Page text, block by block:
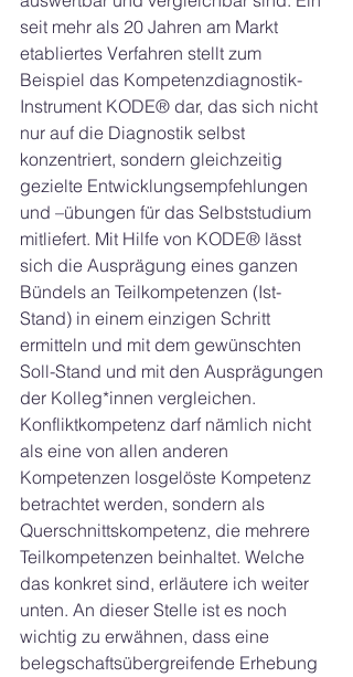
seit mehr als 20 Jahren am Markt
etabliertes Verfahren stellt zum
Beispiel das Kompetenzdiagnostik-
Instrument KODE® dar, das sich nicht
nur auf die Diagnostik selbst
konzentriert, sondern gleichzeitig
gezielte Entwicklungsempfehlungen
und –übungen für das Selbststudium
mitliefert. Mit Hilfe von KODE® lässt
sich die Ausprägung eines ganzen
Bündels an Teilkompetenzen (Ist-
Stand) in einem einzigen Schritt
ermitteln und mit dem gewünschten
Soll-Stand und mit den Ausprägungen
der Kolleg*innen vergleichen.
Konfliktkompetenz darf nämlich nicht
als eine von allen anderen
Kompetenzen losgelöste Kompetenz
betrachtet werden, sondern als
Querschnittskompetenz, die mehrere
Teilkompetenzen beinhaltet. Welche
das konkret sind, erläutere ich weiter
unten. An dieser Stelle ist es noch
wichtig zu erwähnen, dass eine
belegschaftsübergreifende Erhebung